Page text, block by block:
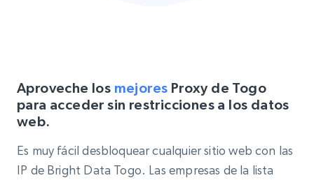
Aproveche los mejores Proxy de Togo
para acceder sin restricciones a los datos
web.
Es muy fácil desbloquear cualquier sitio web con las
IP de Bright Data Togo. Las empresas de la lista